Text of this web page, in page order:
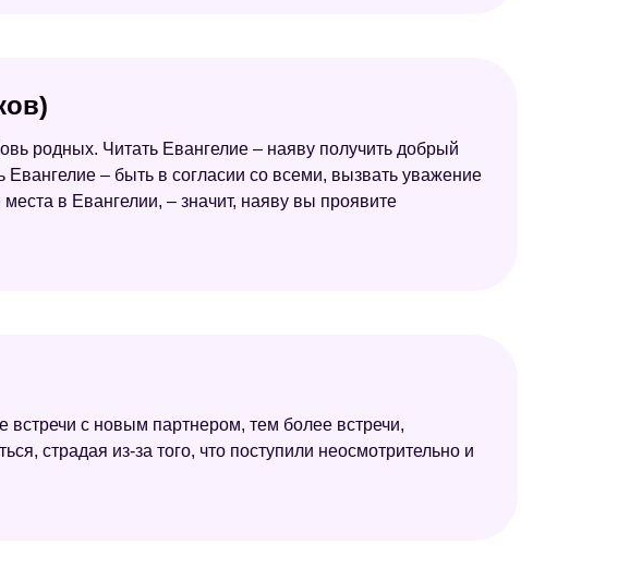
родных. Читать Евангелие – наяву получить добрый
– быть в согласии со всеми, вызвать уважение
в Евангелии, – значит, наяву вы проявите
с новым партнером, тем более встречи,
страдая из-за того, что поступили неосмотрительно и